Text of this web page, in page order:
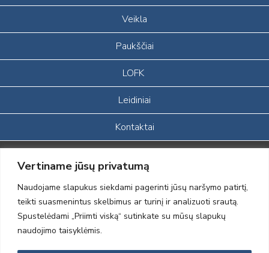
Vertiname jūsų privatumą
Naudojame slapukus siekdami pagerinti jūsų naršymo patirtį,
teikti suasmenintus skelbimus ar turinį ir analizuoti srautą.
Spustelėdami „Priimti viską“ sutinkate su mūsų slapukų
naudojimo taisyklėmis.
Veikla
Paukščiai
LOFK
Leidiniai
Kontaktai
Portalas sukurtas įgyvendinant Lietuvos Respublikos, Europos
ekonominės erdvės ir Norvegijos finansinių mechanizmų iš dalies
finansuojamą paprojektį
„LOD visuomeninės /gamtosauginės veiklos sustiprinimas ir įvaizdžio
formavimas įtraukiant visuomenę į aplinkosauginių tyrimų veiklą“
(paprojekčio
įgyvendinimo sutarties numeris 2004-LT0008-NVO-1EEE/NOR-02-